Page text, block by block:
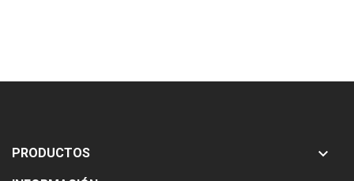
PRODUCTOS 